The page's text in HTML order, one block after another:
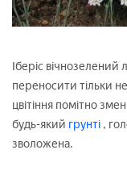
Іберіс вічнозелений
переносити тільки
цвітіння помітно
будь-який грунті ,
зволожена.